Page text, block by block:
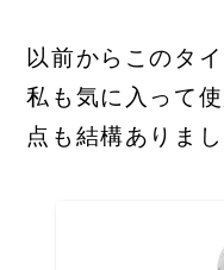
以前からこのタ
私も気に入って
点も結構ありまし